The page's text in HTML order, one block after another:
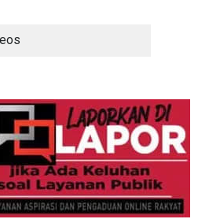
Tahun 2022
Profil Kesehatan Tahun
2023
InformasiPublik 2 Mei 2025